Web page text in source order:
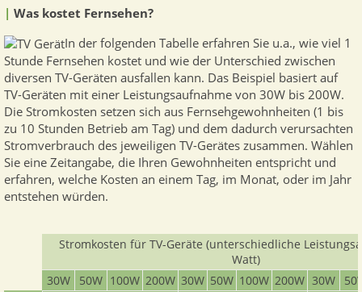
| Was kostet Fernsehen?
In der folgenden Tabelle erfahren Sie u.a., wie viel 1
Stunde Fernsehen kostet und wie der Unterschied zwischen
diversen TV-Geräten ausfallen kann. Das Beispiel basiert auf
TV-Geräten mit einer Leistungsaufnahme von 30W bis 200W.
Die Stromkosten setzen sich aus Fernsehgewohnheiten (1 bis
zu 10 Stunden Betrieb am Tag) und dem dadurch verursachten
Stromverbrauch des jeweiligen TV-Gerätes zusammen. Wählen
Sie eine Zeitangabe, die Ihren Gewohnheiten entspricht und
erfahren, welche Kosten an einem Tag, im Monat, oder im Jahr
entstehen würden.
Stromkosten für TV-Geräte (unterschiedliche
Watt)
30W
50W 100W 200W 30W 50W 100W 200W 30W